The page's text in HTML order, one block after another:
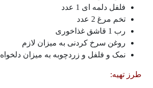
فلفل دلمه ای 1 عدد
تخم مرغ 2 عدد
رب 1 قاشق غذاخوری
روغن سرخ کردنی به میزان لازم
نمک و فلفل و زردچوبه به میزان دلخواه
طرز تهیه: